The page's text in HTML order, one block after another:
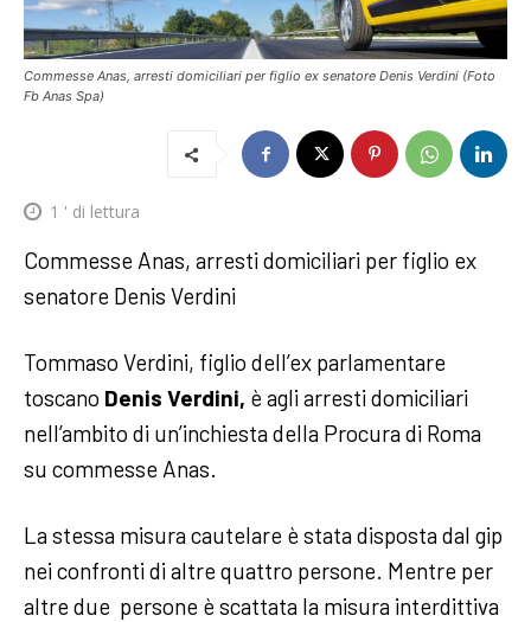
Commesse Anas, arresti domiciliari per figlio ex senatore Denis Verdini (Foto
Fb Anas Spa)
1 ' di lettura
Commesse Anas, arresti domiciliari per figlio ex
senatore Denis Verdini
Tommaso Verdini, figlio dell’ex parlamentare
toscano Denis Verdini, è agli arresti domiciliari
nell’ambito di un’inchiesta della Procura di Roma
su commesse Anas.
La stessa misura cautelare è stata disposta dal gip
nei confronti di altre quattro persone. Mentre per
altre due persone è scattata la misura interdittiva